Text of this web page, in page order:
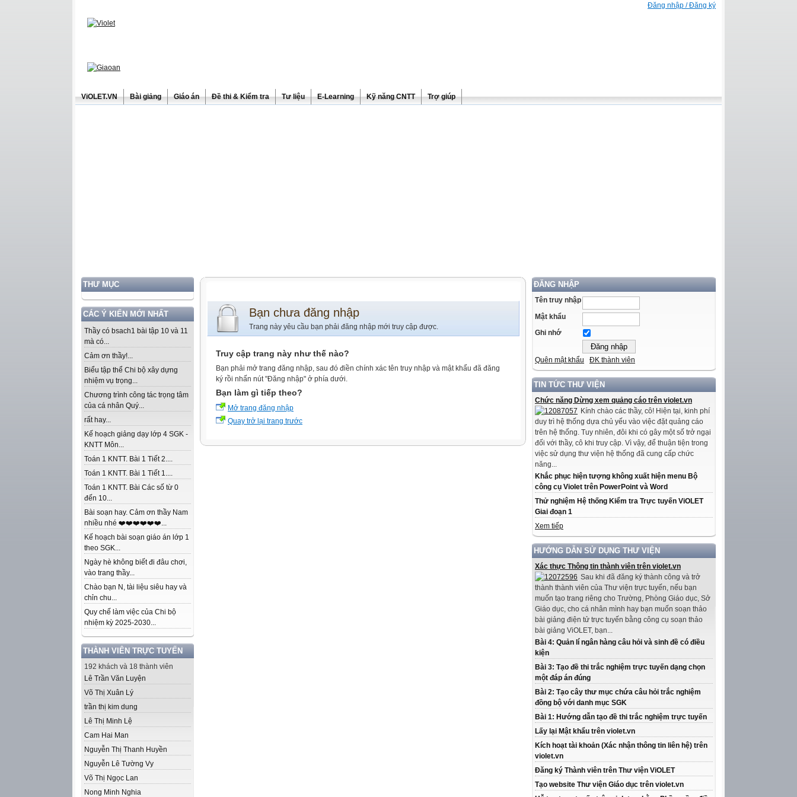
Đăng nhập / Đăng ký
ViOLET.VN Bài giảng Giáo án Đề thi & Kiểm tra Tư liệu E-Learning Kỹ năng CNTT Trợ giúp
THƯ MỤC
CÁC Ý KIẾN MỚI NHẤT
Thầy có bsach1 bài tập 10 và 11
mà có...
Cảm ơn thầy!...
Biểu tập thể Chi bộ xây dựng
nhiệm vụ trọng...
Chương trình công tác trọng tâm
của cá nhân Quý...
rất hay...
Kế hoạch giảng dạy lớp 4 SGK -
KNTT Môn...
Toán 1 KNTT. Bài 1 Tiết 2....
Toán 1 KNTT. Bài 1 Tiết 1....
Toán 1 KNTT. Bài Các số từ 0
đến 10...
Bài soạn hay. Cảm ơn thầy Nam
nhiều nhé ❤️❤️❤️❤️❤️❤️...
Kế hoạch bài soạn giáo án lớp 1
theo SGK...
Ngày hè không biết đi đâu chơi,
vào trang thầy...
Chào bạn N, tài liệu siêu hay và
chỉn chu...
Quy chế làm việc của Chi bộ
nhiệm kỳ 2025-2030...
THÀNH VIÊN TRỰC TUYẾN
192 khách và 18 thành viên
Lê Trần Văn Luyện
Võ Thị Xuân Lý
trần thị kim dung
Lê Thị Minh Lệ
Cam Hai Man
Nguyễn Thị Thanh Huyền
Nguyễn Lê Tường Vy
Võ Thị Ngọc Lan
Nong Minh Nghia
ĐĂNG NHẬP
Tên truy nhập
Mật khẩu
Ghi nhớ
Quên mật khẩu ĐK thành viên
TIN TỨC THƯ VIỆN
Chức năng Dừng xem quảng cáo trên violet.vn
Kính chào các thầy, cô! Hiện tại, kinh phí
duy trì hệ thống dựa chủ yếu vào việc đặt quảng cáo
trên hệ thống. Tuy nhiên, đôi khi có gây một số trở ngại
đối với thầy, cô khi truy cập. Vì vậy, để thuận tiện trong
việc sử dụng thư viện hệ thống đã cung cấp chức
năng...
Khắc phục hiện tượng không xuất hiện menu Bộ
công cụ Violet trên PowerPoint và Word
Thử nghiệm Hệ thống Kiểm tra Trực tuyến ViOLET
Giai đoạn 1
Xem tiếp
HƯỚNG DẪN SỬ DỤNG THƯ VIỆN
Xác thực Thông tin thành viên trên violet.vn
Sau khi đã đăng ký thành công và trở
thành thành viên của Thư viện trực tuyến, nếu bạn
muốn tạo trang riêng cho Trường, Phòng Giáo dục, Sở
Giáo dục, cho cá nhân mình hay bạn muốn soạn thảo
bài giảng điện tử trực tuyến bằng công cụ soạn thảo
bài giảng ViOLET, bạn...
Bài 4: Quản lí ngân hàng câu hỏi và sinh đề có điều
kiện
Bài 3: Tạo đề thi trắc nghiệm trực tuyến dạng chọn
một đáp án đúng
Bài 2: Tạo cây thư mục chứa câu hỏi trắc nghiệm
đồng bộ với danh mục SGK
Bài 1: Hướng dẫn tạo đề thi trắc nghiệm trực tuyến
Lấy lại Mật khẩu trên violet.vn
Kích hoạt tài khoản (Xác nhận thông tin liên hệ) trên
violet.vn
Đăng ký Thành viên trên Thư viện ViOLET
Tạo website Thư viện Giáo dục trên violet.vn
Bạn chưa đăng nhập
Trang này yêu cầu bạn phải đăng nhập mới truy cập được.
Truy cập trang này như thế nào?
Bạn phải mở trang đăng nhập, sau đó điền chính xác tên truy nhập và mật khẩu đã đăng
ký rồi nhấn nút "Đăng nhập" ở phía dưới.
Bạn làm gì tiếp theo?
Mở trang đăng nhập
Quay trở lại trang trước